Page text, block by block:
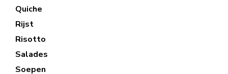
Quiche
Rijst
Risotto
Salades
Soepen